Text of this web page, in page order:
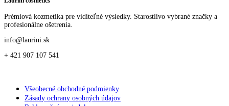
Prémiová kozmetika pre viditeľné výsledky. Starostlivo vybrané značky a
profesionálne ošetrenia.
info@laurini.sk
+ 421 907 107 541
Všeobecné obchodné podmienky
Zásady ochrany osobných údajov